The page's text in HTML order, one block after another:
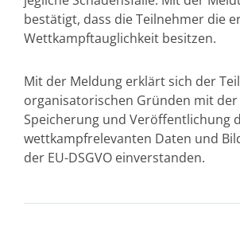
bestätigt, dass die Teilnehmer die
Wettkampftauglichkeit besitzen.
Mit der Meldung erklärt sich der
organisatorischen Gründen mit
Speicherung und Veröffentlichung
wettkampfrelevanten Daten und
der EU-DSGVO einverstanden.